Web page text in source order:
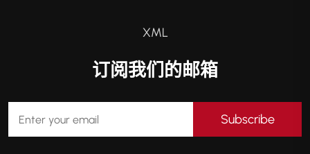
XML
订阅我们的邮箱
Subscribe